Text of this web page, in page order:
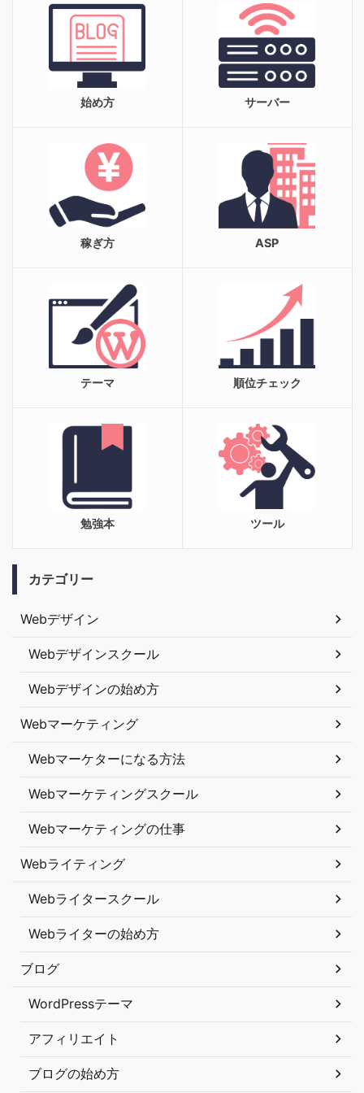
始め方 サーバー
稼ぎ方 ASP
テーマ 順位チェック
勉強本 ツール
カテゴリー
Webデザイン
Webデザインスクール
Webデザインの始め方
Webマーケティング
Webマーケターになる方法
Webマーケティングスクール
Webマーケティングの仕事
Webライティング
Webライタースクール
Webライターの始め方
ブログ
WordPressテーマ
アフィリエイト
ブログの始め方